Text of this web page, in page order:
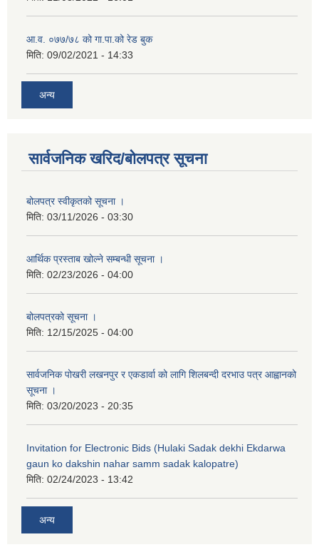
आ.व. ०७७/७८ को गा.पा.को रेड बुक
मिति: 09/02/2021 - 14:33
अन्य
सार्वजनिक खरिद/बोलपत्र सूचना
बोलपत्र स्वीकृतको सूचना ।
मिति: 03/11/2026 - 03:30
आर्थिक प्रस्ताब खोल्ने सम्बन्धी सूचना ।
मिति: 02/23/2026 - 04:00
बोलपत्रको सूचना ।
मिति: 12/15/2025 - 04:00
सार्वजनिक पोखरी लखनपुर र एकडार्वा को लागि शिलबन्दी दरभाउ पत्र आह्वानको
सूचना ।
मिति: 03/20/2023 - 20:35
Invitation for Electronic Bids (Hulaki Sadak dekhi Ekdarwa
gaun ko dakshin nahar samm sadak kalopatre)
मिति: 02/24/2023 - 13:42
अन्य